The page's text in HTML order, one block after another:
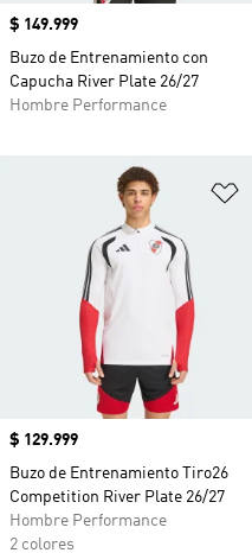
Precio
$ 149.999
Buzo de Entrenamiento con
Capucha River Plate 26/27
Hombre Performance
Precio
$ 129.999
Buzo de Entrenamiento Tiro26
Competition River Plate 26/27
Hombre Performance
2 colores